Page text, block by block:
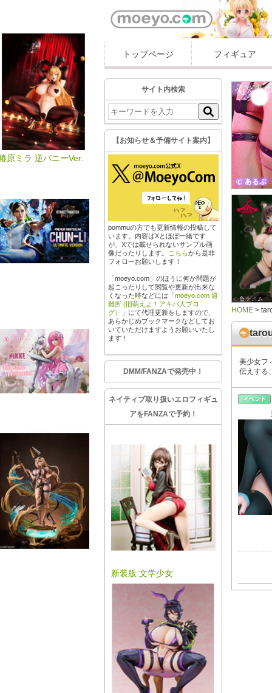
原ミラ 逆バニーVer.
トップページ フィギュア
サイト内検索
【お知らせ＆予備サイト案内】
pommuの方でも更新情報の投稿して
います。内容はXとほぼ一緒です
が、Xでは載せられないサンプル画
像だったりします。
こちらから是非
フォローお願いします！
「moeyo.com」のほうに何か問題が
起こったりして閲覧や更新が出来な
くなった時などには「moeyo.com 避
難所 (旧萌えよ！アキバ人ブロ
グ）
」にて代理更新をしますので、
あらかじめブックマークなどしてお
いていただけますようお願いいたし
ます！
DMM/FANZAで発売中！
ネイティブ取り扱いエロフィギュ
アをFANZAで予約！
新装版 文学少女
HOME >
美少女フ
伝えする